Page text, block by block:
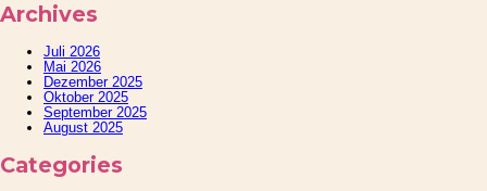
Archives
Juli 2026
Mai 2026
Dezember 2025
Oktober 2025
September 2025
August 2025
Categories